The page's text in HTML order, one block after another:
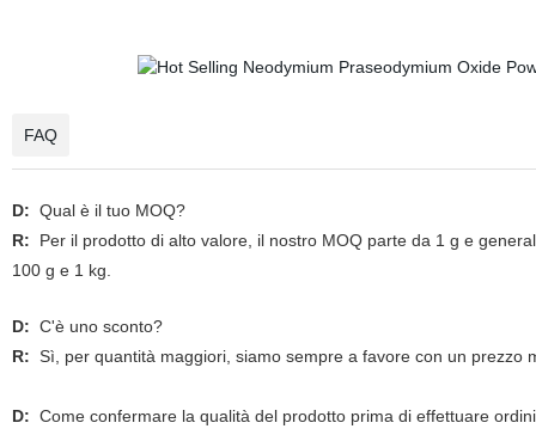
FAQ
D: Qual è il tuo MOQ?
R:
Per il prodotto di alto valore, il nostro MOQ parte da 1 g e
100 g e 1 kg.
D: C'è uno sconto?
R: Sì, per quantità maggiori, siamo sempre a favore con un prezzo
D: Come confermare la qualità del prodotto prima di effettuare